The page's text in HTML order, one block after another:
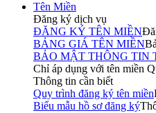
Tên Miền
Đăng ký dịch vụ
ĐĂNG KÝ TÊN MIỀN
BẢNG GIÁ TÊN MIỀN
BẢO MẬT THÔNG TIN
Chỉ áp dụng với tên miền
Thông tin cần biết
Quy trình đăng ký tên miền
Biểu mẫu hồ sơ đăng ký